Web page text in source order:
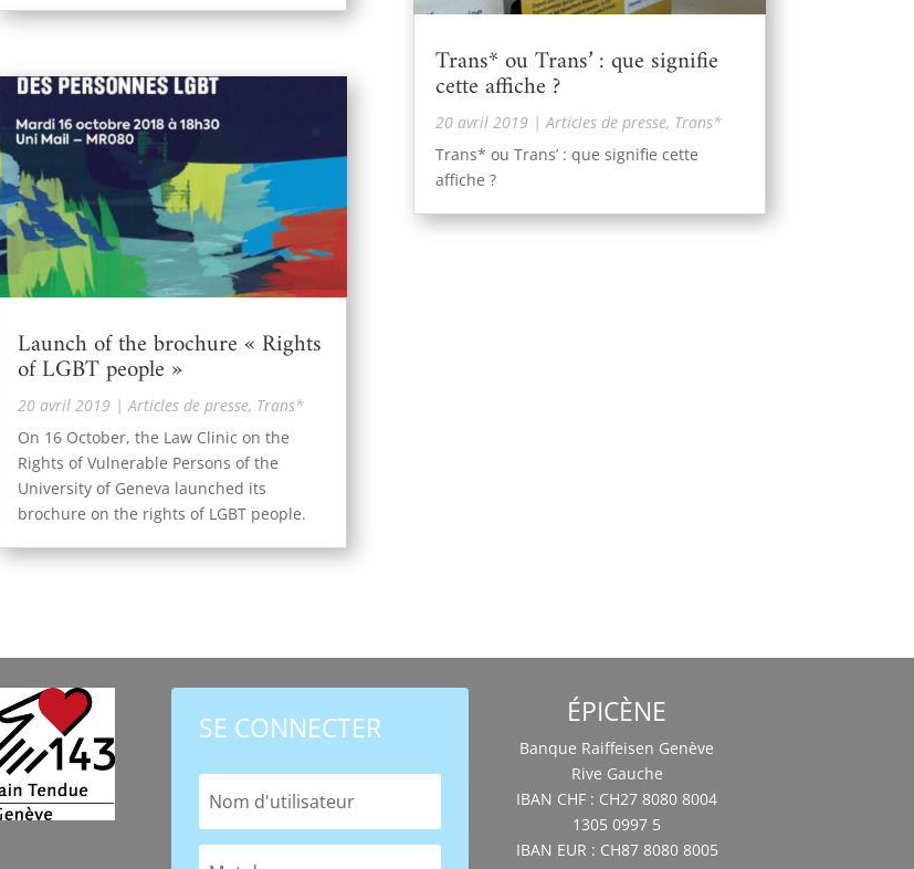
Launch of the brochure « Rights
of LGBT people »
20 avril 2019 | Articles de presse, Trans*
On 16 October, the Law Clinic on the
Rights of Vulnerable Persons of the
University of Geneva launched its
brochure on the rights of LGBT people.
Trans* ou Trans’ : que signifie
cette affiche ?
20 avril 2019 |Articles de presse, Trans*
Trans* ou Trans’ : que signifie cette
affiche ?
SE CONNECTER ÉPICÈNE
Banque Raiffeisen Genève
Rive Gauche
IBAN CHF : CH27 8080 8004
1305 0997 5
IBAN EUR : CH87 8080 8005